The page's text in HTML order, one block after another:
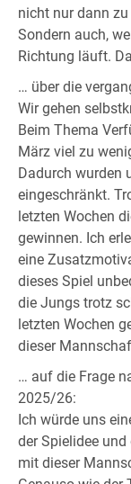
nicht nur dann
Sondern auch,
Richtung läuft.
… über die
Wir gehen
Beim Thema
März viel zu
Dadurch wurden
eingeschränkt.
letzten Wochen
gewinnen. Ich
eine
dieses Spiel
die Jungs trotz
letzten Wochen
dieser
… auf die Frage
2025/26:
Ich würde uns
der Spielidee
mit dieser